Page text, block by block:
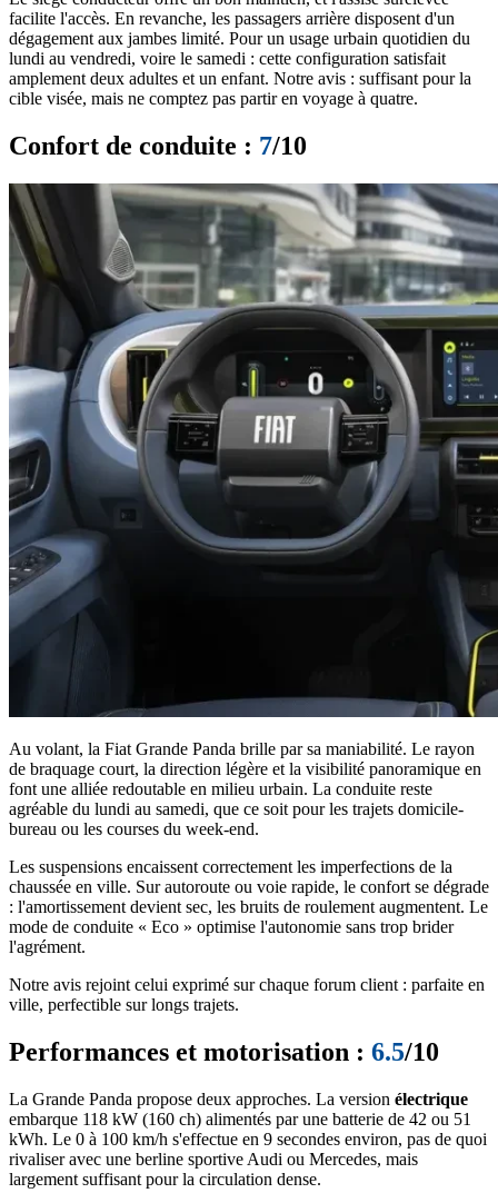
facilite l'accès. En revanche, les passagers arrière disposent d'un
dégagement aux jambes limité. Pour un usage urbain quotidien du
lundi au vendredi, voire le samedi : cette configuration satisfait
amplement deux adultes et un enfant. Notre avis : suffisant pour la
cible visée, mais ne comptez pas partir en voyage à quatre.
Confort de conduite : 7/10
Au volant, la Fiat Grande Panda brille par sa maniabilité. Le rayon
de braquage court, la direction légère et la visibilité panoramique en
font une alliée redoutable en milieu urbain. La conduite reste
agréable du lundi au samedi, que ce soit pour les trajets domicile-
bureau ou les courses du week-end.
Les suspensions encaissent correctement les imperfections de la
chaussée en ville. Sur autoroute ou voie rapide, le confort se dégrade
: l'amortissement devient sec, les bruits de roulement augmentent. Le
mode de conduite « Eco » optimise l'autonomie sans trop brider
l'agrément.
Notre avis rejoint celui exprimé sur chaque forum client : parfaite en
ville, perfectible sur longs trajets.
Performances et motorisation : 6.5/10
La Grande Panda propose deux approches. La version électrique
embarque 118 kW (160 ch) alimentés par une batterie de 42 ou 51
kWh. Le 0 à 100 km/h s'effectue en 9 secondes environ, pas de quoi
rivaliser avec une berline sportive Audi ou Mercedes, mais
largement suffisant pour la circulation dense.